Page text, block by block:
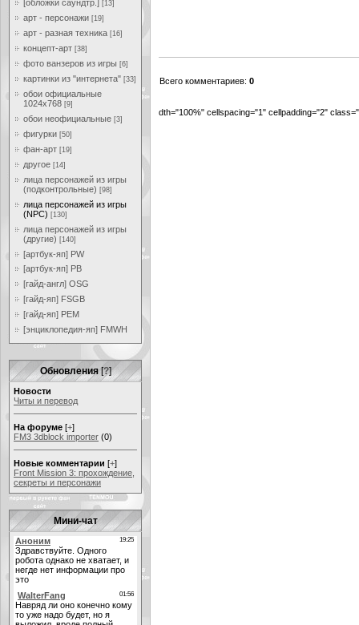
[обложки саундтр.] [13]
арт - персонажи [19]
арт - разная техника [16]
концепт-арт [38]
фото ванзеров из игры [6]
картинки из "интернета" [33]
обои официальные
1024x768 [9]
обои неофициальные [3]
фигурки [50]
фан-арт [19]
другое [14]
лица персонажей из игры
(подконтрольные) [98]
лица персонажей из игры
(NPC) [130]
лица персонажей из игры
(другие) [140]
[артбук-яп] PW
[артбук-яп] PB
[гайд-англ] OSG
[гайд-яп] FSGB
[гайд-яп] PEM
[энциклопедия-яп] FMWH
Обновления [?]
Новости
Читы и перевод
На форуме [+]
FM3 3dblock importer (0)
Новые комментарии [+]
Front Mission 3: прохождение,
секреты и персонажи
Мини-чат
Всего комментариев: 0
dth="100%" cellspacing="1" cellpadding="2"